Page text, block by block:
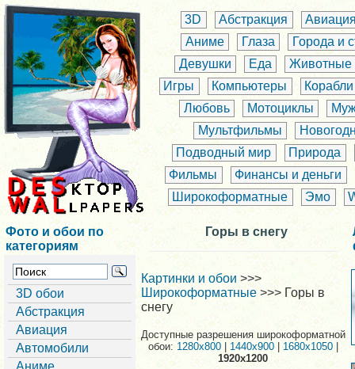
3D Абстракция
Аниме
Глаза
Города и
Девушки
Еда
Животные
Игры
Компьютеры
Корабли
Любовь
Мотоциклы
Мультфильмы
Подводный мир
Природа
Фильмы
Финансы и деньги
Широкоформатные
Эмо
Фото и обои по
категориям
3D обои
Абстракция
Авиация
Автомобили
Аниме
Горы в снегу
Картинки и обои >>>
Широкоформатные>>> Горы в
снегу
Доступные разрешения широкоформатной
обои: 1280x800 1440x900| 1680x1050
1920x1200